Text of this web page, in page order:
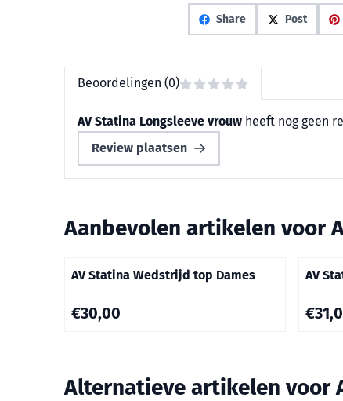
Share Post
Beoordelingen (0)
AV Statina Longsleeve vrouw heeft nog geen
Review plaatsen
Aanbevolen artikelen voor
AV Statina Wedstrijd top Dames
Prijs: 30,00
€30,00
AV
Prijs:
Alternatieve artikelen voor